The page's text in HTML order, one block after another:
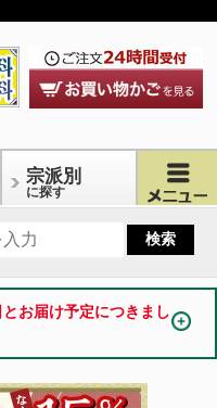
宗派別
に探す
お届け予定につきまし